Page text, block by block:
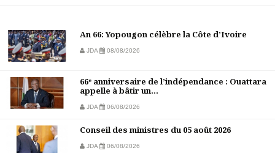
An 66: Yopougon célèbre la Côte d’Ivoire
JDA 08/08/2026
66ᵉ anniversaire de l’indépendance : Ouattara
appelle à bâtir un...
JDA 06/08/2026
Conseil des ministres du 05 août 2026
JDA 06/08/2026